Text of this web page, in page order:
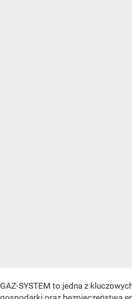
GAZ-SYSTEM to jedna z